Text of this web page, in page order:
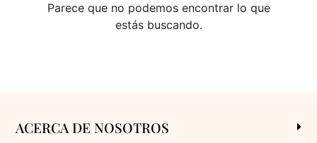
Parece que no podemos encontrar lo que
estás buscando.
ACERCA DE NOSOTROS